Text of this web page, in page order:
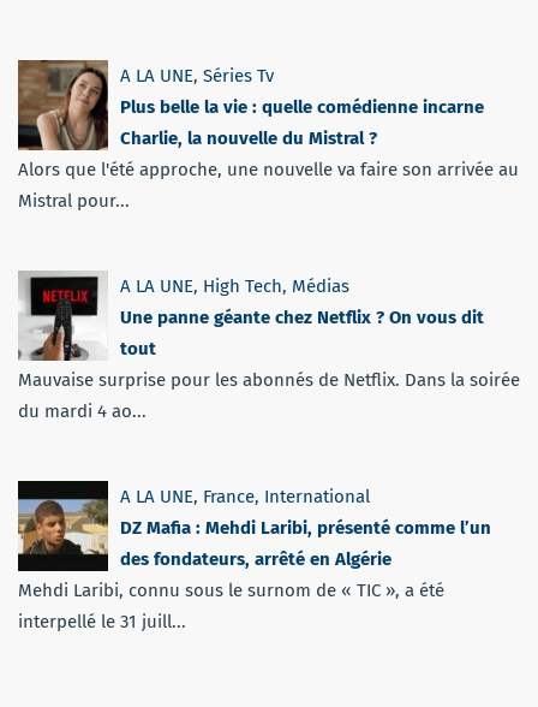
A LA UNE, Séries Tv
Plus belle la vie : quelle comédienne incarne
Charlie, la nouvelle du Mistral ?
Alors que l'été approche, une nouvelle va faire son arrivée au
Mistral pour...
A LA UNE, High Tech, Médias
Une panne géante chez Netflix ? On vous dit
tout
Mauvaise surprise pour les abonnés de Netflix. Dans la soirée
du mardi 4 ao...
A LA UNE, France, International
DZ Mafia : Mehdi Laribi, présenté comme l’un
des fondateurs, arrêté en Algérie
Mehdi Laribi, connu sous le surnom de « TIC », a été
interpellé le 31 juill...